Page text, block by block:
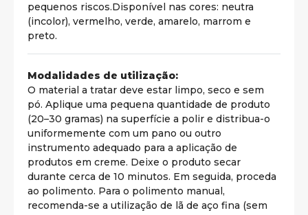
pequenos riscos.Disponível nas cores: neutra
(incolor), vermelho, verde, amarelo, marrom e
preto.
Modalidades de utilização:
O material a tratar deve estar limpo, seco e sem
pó. Aplique uma pequena quantidade de produto
(20–30 gramas) na superfície a polir e distribua-o
uniformemente com um pano ou outro
instrumento adequado para a aplicação de
produtos em creme. Deixe o produto secar
durante cerca de 10 minutos. Em seguida, proceda
ao polimento. Para o polimento manual,
recomenda-se a utilização de lã de aço fina (sem